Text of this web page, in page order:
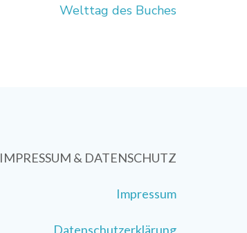
Welttag des Buches
IMPRESSUM & DATENSCHUTZ
Impressum
Datenschutzerklärung